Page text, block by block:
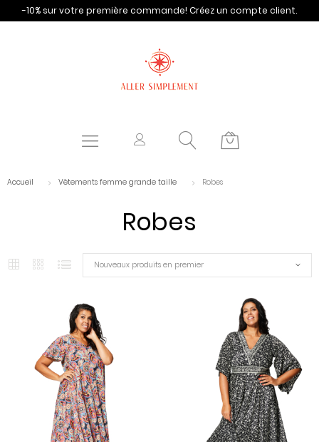
-10% sur votre première commande! Créez un compte client.
Accueil Vêtements femme grande taille Robes
Robes
Nouveaux produits en premier